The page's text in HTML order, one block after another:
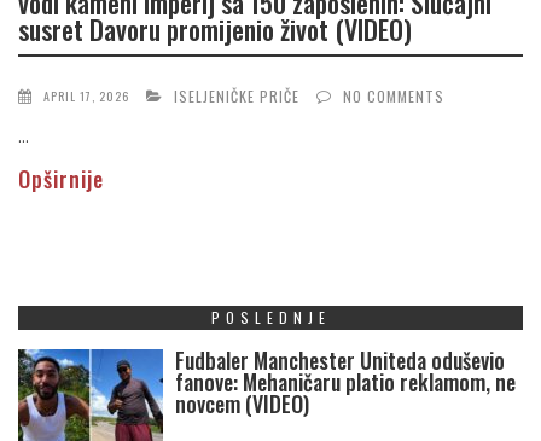
susret Davoru promijenio život (VIDEO)
APRIL 17, 2026 ISELJENIČKE PRIČE NO COMMENTS
...
Opširnije
POSLEDNJE
Fudbaler Manchester Uniteda oduševio
fanove: Mehaničaru platio reklamom, ne
novcem (VIDEO)